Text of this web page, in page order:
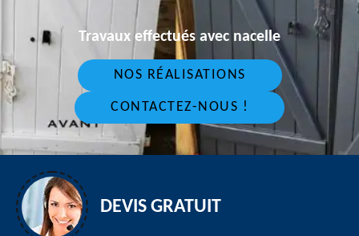
Travaux effectués avec nacelle
NOS RÉALISATIONS
CONTACTEZ-NOUS !
DEVIS GRATUIT